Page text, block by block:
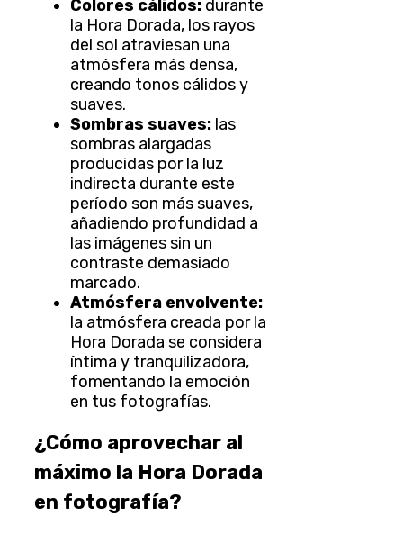
Colores cálidos: durante
la Hora Dorada, los rayos
del sol atraviesan una
atmósfera más densa,
creando tonos cálidos y
suaves.
Sombras suaves: las
sombras alargadas
producidas por la luz
indirecta durante este
período son más suaves,
añadiendo profundidad a
las imágenes sin un
contraste demasiado
marcado.
Atmósfera envolvente:
la atmósfera creada por la
Hora Dorada se considera
íntima y tranquilizadora,
fomentando la emoción
en tus fotografías.
¿Cómo aprovechar al
máximo la Hora Dorada
en fotografía?